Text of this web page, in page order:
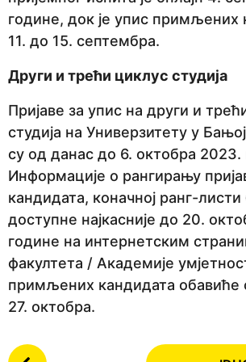
године, док је упис примљених
11. до 15. септембра.
Други и трећи циклус студија
Пријаве за упис на други и
студија на Универзитету у
су од данас до 6. октобра 2023.
Информације о рангирању
кандидата, коначној ранг-листи
доступне најкасније до 20.
године на интернетским
факултета / Академије
примљених кандидата обавиће
27. октобра.
P